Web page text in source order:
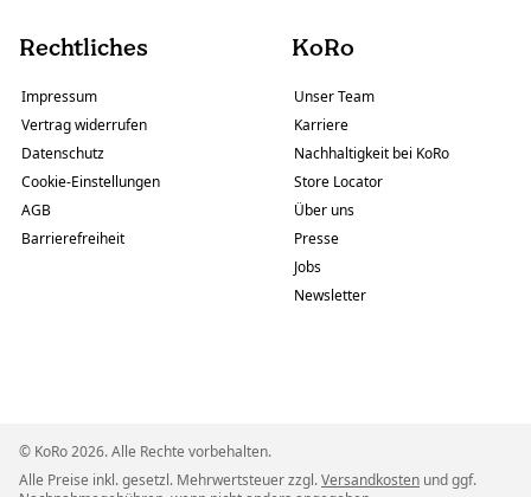
Rechtliches
Impressum
Vertrag widerrufen
Datenschutz
Cookie-Einstellungen
AGB
Barrierefreiheit
KoRo
Unser Team
Karriere
Nachhaltigkeit bei KoRo
Store Locator
Über uns
Presse
Jobs
Newsletter
© KoRo 2026. Alle Rechte vorbehalten.
Alle Preise inkl. gesetzl. Mehrwertsteuer zzgl.Versandkosten und ggf.